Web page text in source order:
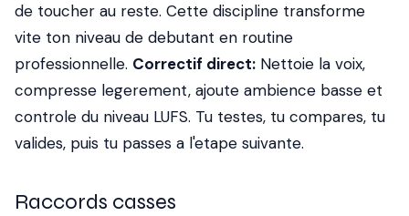
de toucher au reste. Cette discipline transforme
vite ton niveau de debutant en routine
professionnelle. Correctif direct: Nettoie la voix,
compresse legerement, ajoute ambience basse et
controle du niveau LUFS. Tu testes, tu compares, tu
valides, puis tu passes a l'etape suivante.
Raccords casses